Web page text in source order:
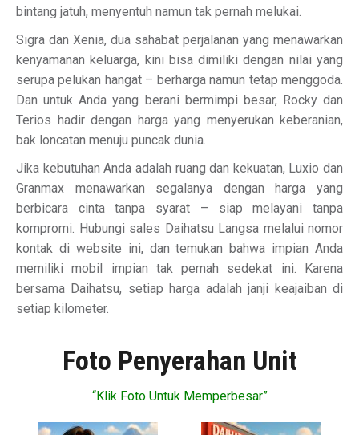
bintang jatuh, menyentuh namun tak pernah melukai.
Sigra dan Xenia, dua sahabat perjalanan yang menawarkan
kenyamanan keluarga, kini bisa dimiliki dengan nilai yang
serupa pelukan hangat – berharga namun tetap menggoda.
Dan untuk Anda yang berani bermimpi besar, Rocky dan
Terios hadir dengan harga yang menyerukan keberanian,
bak loncatan menuju puncak dunia.
Jika kebutuhan Anda adalah ruang dan kekuatan, Luxio dan
Granmax menawarkan segalanya dengan harga yang
berbicara cinta tanpa syarat – siap melayani tanpa
kompromi. Hubungi sales Daihatsu Langsa melalui nomor
kontak di website ini, dan temukan bahwa impian Anda
memiliki mobil impian tak pernah sedekat ini. Karena
bersama Daihatsu, setiap harga adalah janji keajaiban di
setiap kilometer.
Foto Penyerahan Unit
“Klik Foto Untuk Memperbesar”